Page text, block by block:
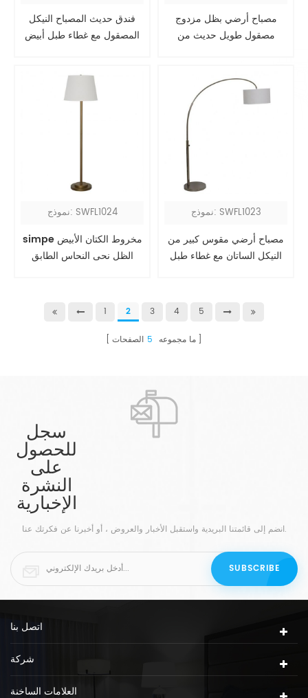
فندق حديث المصباح النيكل
المصقول مع غطاء طبل أبيض
مصباح أرضي بظل مزدوج
مصقول طويل حديث من
نموذج: SWFL1024
simpe مخروط الكتان الأبيض
الظل نحى النحاس الطابق
نموذج: SWFL1023
مصباح أرضي مقوس كبير من
النيكل الساتان مع غطاء طبل
1 2 3 4 5
ما مجموعه 5 الصفحات
سجل
للحصول
على
النشرة
الإخبارية
انضم إلى قائمتنا البريدية واستقبل الأخبار والعروض ، أو أخبرنا عن فكرتك عنا.
اتصل بنا
شركة
العلامات الساخنة